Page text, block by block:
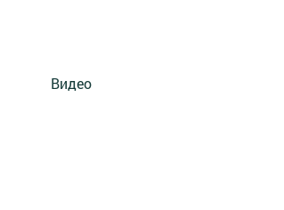
Видео